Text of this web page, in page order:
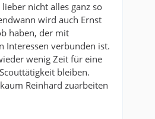
nicht alles ganz so
wird auch Ernst
haben, der mit
Interessen verbunden ist.
wenig Zeit für eine
bleiben.
Reinhard zuarbeiten